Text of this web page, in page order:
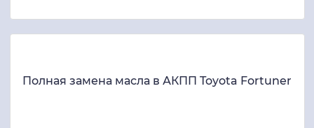
Полная замена масла в АКПП Toyota Fortuner